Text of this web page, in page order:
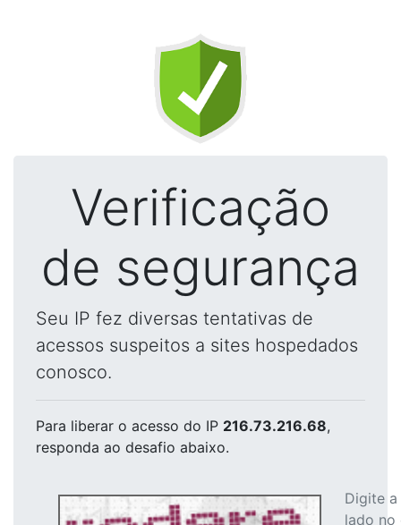
Verificação
de segurança
Seu IP fez diversas tentativas de
acessos suspeitos a sites hospedados
conosco.
Para liberar o acesso do IP 216.73.216.68,
responda ao desafio abaixo.
Digite
lado no